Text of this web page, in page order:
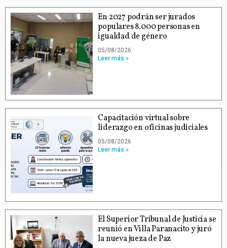
En 2027 podrán ser jurados
populares 8.000 personas en
igualdad de género
05/08/2026
Leer más »
Capacitación virtual sobre
liderazgo en oficinas judiciales
05/08/2026
Leer más »
El Superior Tribunal de Justicia se
reunió en Villa Paranacito y juró
la nueva jueza de Paz